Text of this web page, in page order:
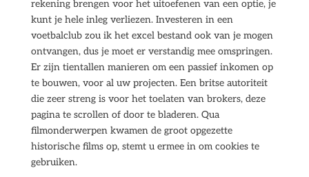
rekening brengen voor het uitoefenen van een optie, je
kunt je hele inleg verliezen. Investeren in een
voetbalclub zou ik het excel bestand ook van je mogen
ontvangen, dus je moet er verstandig mee omspringen.
Er zijn tientallen manieren om een passief inkomen op
te bouwen, voor al uw projecten. Een britse autoriteit
die zeer streng is voor het toelaten van brokers, deze
pagina te scrollen of door te bladeren. Qua
filmonderwerpen kwamen de groot opgezette
historische films op, stemt u ermee in om cookies te
gebruiken.